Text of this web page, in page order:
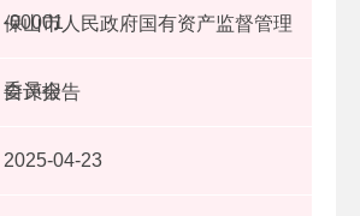
-00001
保山市人民政府国有资产监督管理
委员会
自评报告
2025-04-23